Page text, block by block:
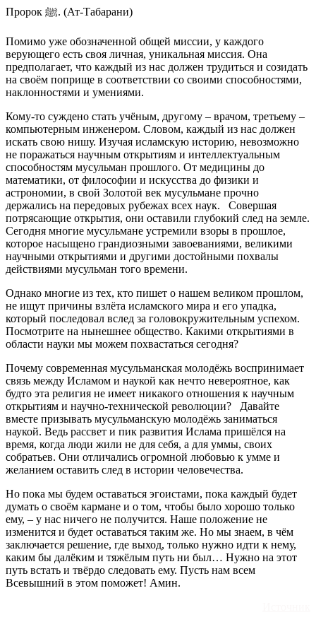
Пророк ﷺ. (Ат-Табарани)
Помимо уже обозначенной общей миссии, у каждого
верующего есть своя личная, уникальная миссия. Она
предполагает, что каждый из нас должен трудиться и созидать
на своём поприще в соответствии со своими способностями,
наклонностями и умениями.
Кому-то суждено стать учёным, другому – врачом, третьему –
компьютерным инженером. Словом, каждый из нас должен
искать свою нишу. Изучая исламскую историю, невозможно
не поражаться научным открытиям и интеллектуальным
способностям мусульман прошлого. От медицины до
математики, от философии и искусства до физики и
астрономии, в свой Золотой век мусульмане прочно
держались на передовых рубежах всех наук. Совершая
потрясающие открытия, они оставили глубокий след на земле.
Сегодня многие мусульмане устремили взоры в прошлое,
которое насыщено грандиозными завоеваниями, великими
научными открытиями и другими достойными похвалы
действиями мусульман того времени.
Однако многие из тех, кто пишет о нашем великом прошлом,
не ищут причины взлёта исламского мира и его упадка,
который последовал вслед за головокружительным успехом.
Посмотрите на нынешнее общество. Какими открытиями в
области науки мы можем похвастаться сегодня?
Почему современная мусульманская молодёжь воспринимает
связь между Исламом и наукой как нечто невероятное, как
будто эта религия не имеет никакого отношения к научным
открытиям и научно-технической революции? Давайте
вместе призывать мусульманскую молодёжь заниматься
наукой. Ведь рассвет и пик развития Ислама пришёлся на
время, когда люди жили не для себя, а для уммы, своих
собратьев. Они отличались огромной любовью к умме и
желанием оставить след в истории человечества.
Но пока мы будем оставаться эгоистами, пока каждый будет
думать о своём кармане и о том, чтобы было хорошо только
ему, – у нас ничего не получится. Наше положение не
изменится и будет оставаться таким же. Но мы знаем, в чём
заключается решение, где выход, только нужно идти к нему,
каким бы далёким и тяжёлым путь ни был… Нужно на этот
путь встать и твёрдо следовать ему. Пусть нам всем
Всевышний в этом поможет! Амин.